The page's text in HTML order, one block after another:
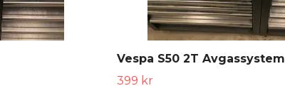
Vespa S50 2T Avgassystem
399 kr